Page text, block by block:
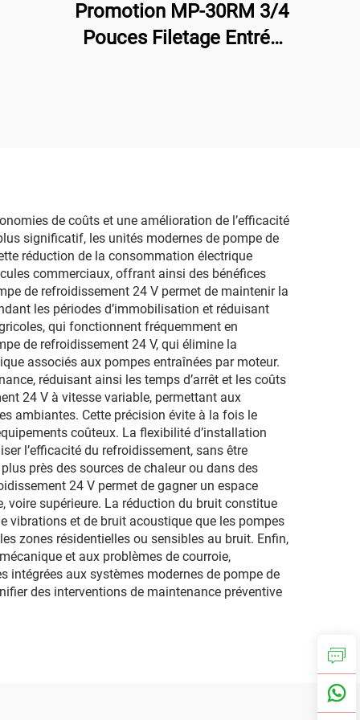
Promotion MP-30RM 3/4
Pouces Filetage Entrée
de coûts et une amélioration de l’efficacité
significatif, les unités modernes de pompe de
réduction de la consommation électrique
commerciaux, offrant ainsi des bénéfices
de refroidissement 24 V permet de maintenir la
les périodes d’immobilisation et réduisant
qui fonctionnent fréquemment en
de refroidissement 24 V, qui élimine la
associés aux pompes entraînées par moteur.
réduisant ainsi les temps d’arrêt et les coûts
24 V à vitesse variable, permettant aux
ambiantes. Cette précision évite à la fois le
coûteux. La flexibilité d’installation
l’efficacité du refroidissement, sans être
près des sources de chaleur ou dans des
24 V permet de gagner un espace
supérieure. La réduction du bruit constitue
vibrations et de bruit acoustique que les pompes
zones résidentielles ou sensibles au bruit. Enfin,
et aux problèmes de courroie,
aux systèmes modernes de pompe de
des interventions de maintenance préventive